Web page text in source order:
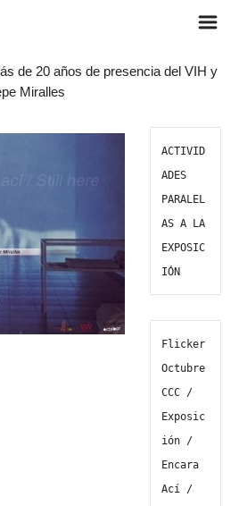
m
de 20 años de presencia del VIH y
Miralles
ACTIVID
ADES
PARALEL
AS A LA
EXPOSIC
IÓN
Flicker
Octubre
CCC /
Exposic
ión /
Encara
Ací /